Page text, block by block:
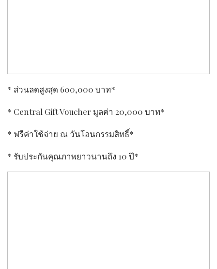
* ส่วนลดสูงสุด 600,000 บาท*
* Central Gift Voucher มูลค่า 20,000 บาท*
* ฟรีค่าใช้จ่าย ณ วันโอนกรรมสิทธิ์*
* รับประกันคุณภาพยาวนานถึง 10 ปี*